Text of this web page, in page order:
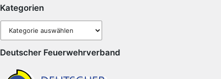
Kategorien
Kategorien
Deutscher Feuerwehrverband